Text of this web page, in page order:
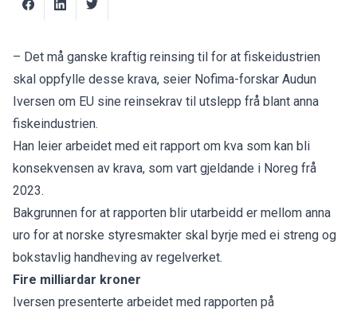
– Det må ganske kraftig reinsing til for at fiskeidustrien
skal oppfylle desse krava, seier Nofima-forskar Audun
Iversen om EU sine reinsekrav til utslepp frå blant anna
fiskeindustrien.
Han leier arbeidet med eit rapport om kva som kan bli
konsekvensen av krava, som vart gjeldande i Noreg frå
2023.
Bakgrunnen for at rapporten blir utarbeidd er mellom anna
uro for at norske styresmakter skal byrje med ei streng og
bokstavlig handheving av regelverket.
Fire milliardar kroner
Iversen presenterte arbeidet med rapporten på